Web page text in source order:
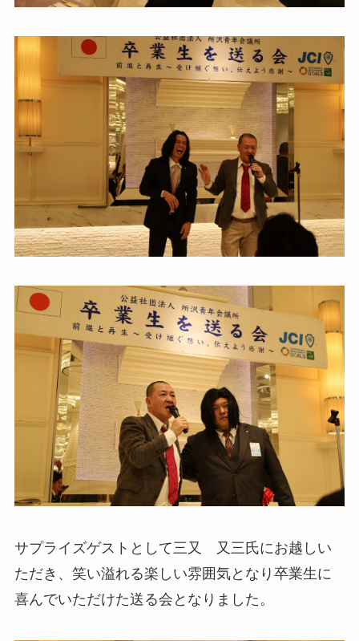
サプライズゲストとして三又 又三氏にお越しい
ただき、笑い溢れる楽しい雰囲気となり卒業生に
喜んでいただけた送る会となりました。